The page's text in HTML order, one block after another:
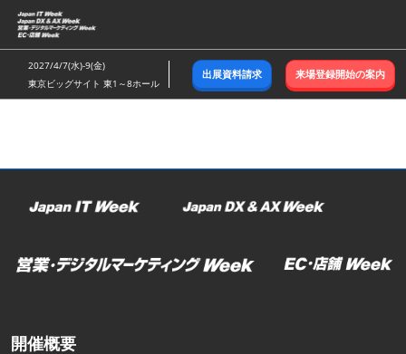
ス
キ
ッ
し
む
2027/4/7(水)-9(金)
東京ビッグサイト 東1～8ホール
出展資料請求 来場登録開始の案内
開催概要